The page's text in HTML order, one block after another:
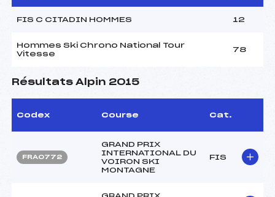
FIS C CITADIN HOMMES 12
Hommes Ski Chrono National Tour
Vitesse
78
Résultats Alpin 2015
Codex Course Cat.
FRA0772
GRAND PRIX
INTERNATIONAL DU
VOIRON SKI
MONTAGNE
FIS
GRAND PRIX